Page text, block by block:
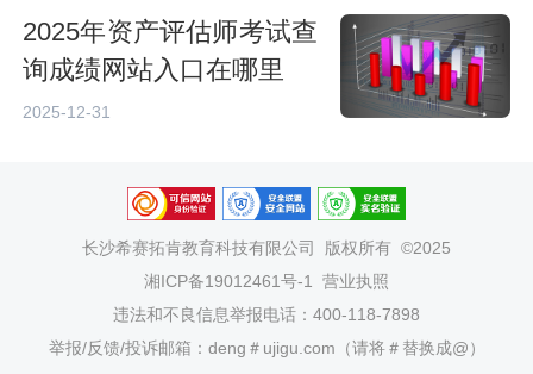
2025年资产评估师考试查
询成绩网站入口在哪里
2025-12-31
长沙希赛拓肯教育科技有限公司
版权所有 ©2025
湘ICP备19012461号-1 营业执照
违法和不良信息举报电话：400-118-7898
举报/反馈/投诉邮箱：deng＃ujigu.com（请将＃替换成@）